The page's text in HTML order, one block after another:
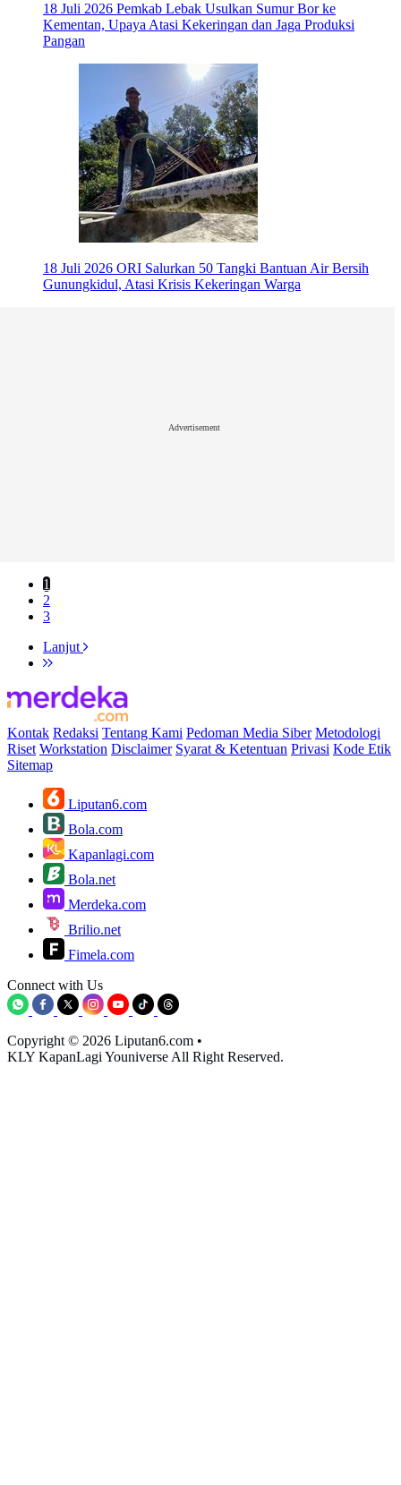
18 Juli 2026 Pemkab Lebak Usulkan Sumur Bor ke
Kementan, Upaya Atasi Kekeringan dan Jaga Produksi
Pangan
18 Juli 2026 ORI Salurkan 50 Tangki Bantuan Air Bersih
Gunungkidul, Atasi Krisis Kekeringan Warga
Advertisement
1
2
3
Lanjut
Kontak Redaksi Tentang Kami Pedoman Media Siber Metodologi
Riset Workstation Disclaimer Syarat & Ketentuan Privasi Kode Etik
Sitemap
Liputan6.com
Bola.com
Kapanlagi.com
Bola.net
Merdeka.com
Brilio.net
Fimela.com
Connect with Us
Copyright © 2026 Liputan6.com •
KLY KapanLagi Youniverse All Right Reserved.